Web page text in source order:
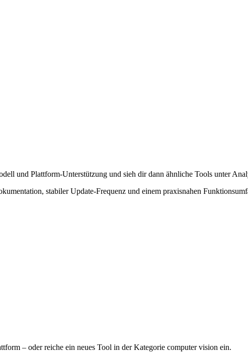
und Plattform-Unterstützung und sieh dir dann ähnliche Tools unter
stabiler Update-Frequenz und einem praxisnahen
– oder reiche ein neues Tool in der Kategorie computer vision ein.